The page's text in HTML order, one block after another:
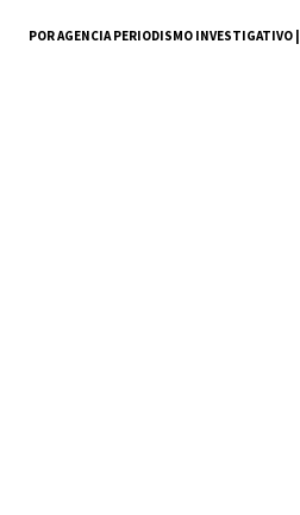
POR AGENCIA PERIODISMO INVESTIGATIVO |